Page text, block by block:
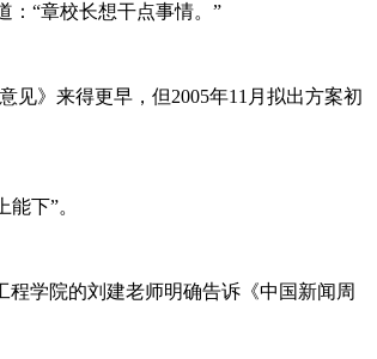
：“章校长想干点事情。”
见》来得更早，但2005年11 月拟出方案初
下”。
学院的刘建老师明确告诉《中国新闻周